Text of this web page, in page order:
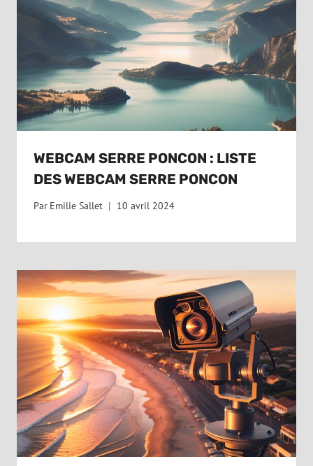
WEBCAM SERRE PONCON : LISTE
DES WEBCAM SERRE PONCON
Par Emilie Sallet 10 avril 2024